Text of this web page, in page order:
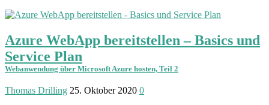
Azure WebApp bereitstellen – Basics und
Service Plan
Webanwendung über Microsoft Azure hosten, Teil 2
Thomas Drilling 25. Oktober 2020 0